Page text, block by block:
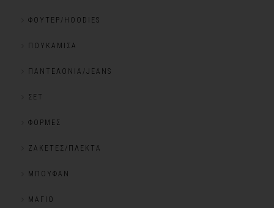
ΦΟΎΤΕΡ/HOODIES
ΠΟΥΚΆΜΙΣΑ
ΠΑΝΤΕΛΌΝΙΑ/JEANS
ΣΕΤ
ΦΌΡΜΕΣ
ΖΑΚΈΤΕΣ/ΠΛΕΚΤΆ
ΜΠΟΥΦΆΝ
ΜΑΓΙΌ